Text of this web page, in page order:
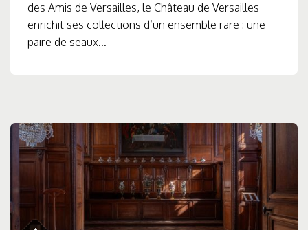
des Amis de Versailles, le Château de Versailles
enrichit ses collections d’un ensemble rare : une
paire de seaux...